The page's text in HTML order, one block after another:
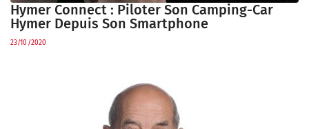
Hymer Connect : Piloter Son Camping-Car
Hymer Depuis Son Smartphone
23/10/2020